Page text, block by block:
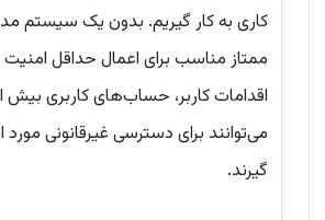
کاری به کار گیریم. بدون یک سیستم
ممتاز مناسب برای اعمال حداقل امنیت
اقدامات کاربر، حساب‌های کاربری بیش
می‌توانند برای دسترسی غیرقانونی مورد
گیرند.